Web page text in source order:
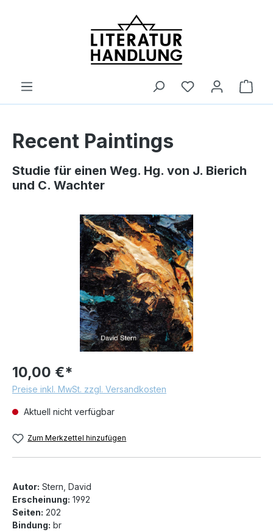
Recent Paintings
Studie für einen Weg. Hg. von J. Bierich
und C. Wachter
Bildergalerie überspringen
10,00 €*
Preise inkl. MwSt. zzgl. Versandkosten
Aktuell nicht verfügbar
Zum Merkzettel hinzufügen
Autor: Stern, David
Erscheinung: 1992
Seiten: 202
Bindung: br